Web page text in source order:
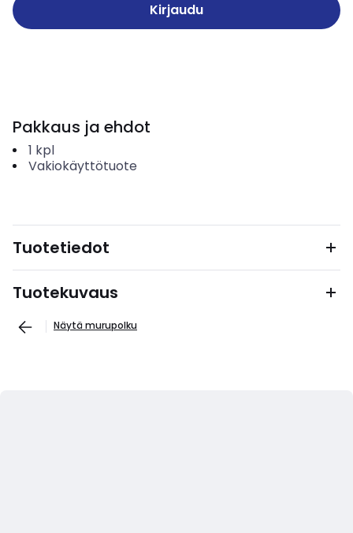
Kirjaudu
Pakkaus ja ehdot
1 kpl
Vakiokäyttötuote
Tuotetiedot
Tuotekuvaus
Näytä murupolku